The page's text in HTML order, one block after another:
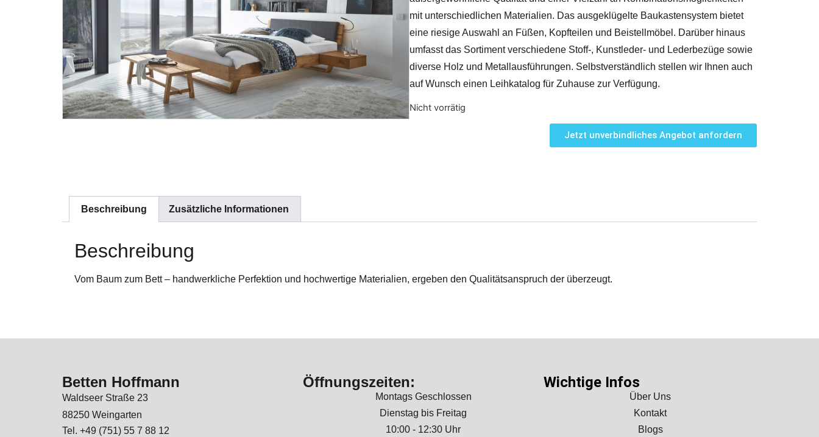
mit unterschiedlichen Materialien. Das ausgeklügelte Baukastensystem bietet
eine riesige Auswahl an Füßen, Kopfteilen und Beistellmöbel. Darüber hinaus
umfasst das Sortiment verschiedene Stoff-, Kunstleder- und Lederbezüge sowie
diverse Holz und Metallausführungen. Selbstverständlich stellen wir Ihnen auch
auf Wunsch einen Leihkatalog für Zuhause zur Verfügung.
Nicht vorrätig
Jetzt unverbindliches Angebot anfordern
Beschreibung Zusätzliche Informationen
Beschreibung
Vom Baum zum Bett – handwerkliche Perfektion und hochwertige Materialien, ergeben den Qualitätsanspruch der überzeugt.
Betten Hoffmann
Waldseer Straße 23
88250 Weingarten
Tel. +49 (751) 55 7 88 12
Öffnungszeiten:
Montags Geschlossen
Dienstag bis Freitag
10:00 - 12:30 Uhr
Wichtige Infos
Über Uns
Kontakt
Blogs